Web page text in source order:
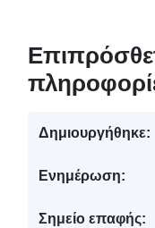
Δημιουργήθηκε:
Ενημέρωση:
Σημείο επαφής: